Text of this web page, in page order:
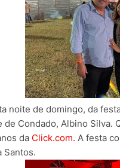
noite de domingo, da
Condado, Albino Silva.
da Click.com. A festa
Santos.